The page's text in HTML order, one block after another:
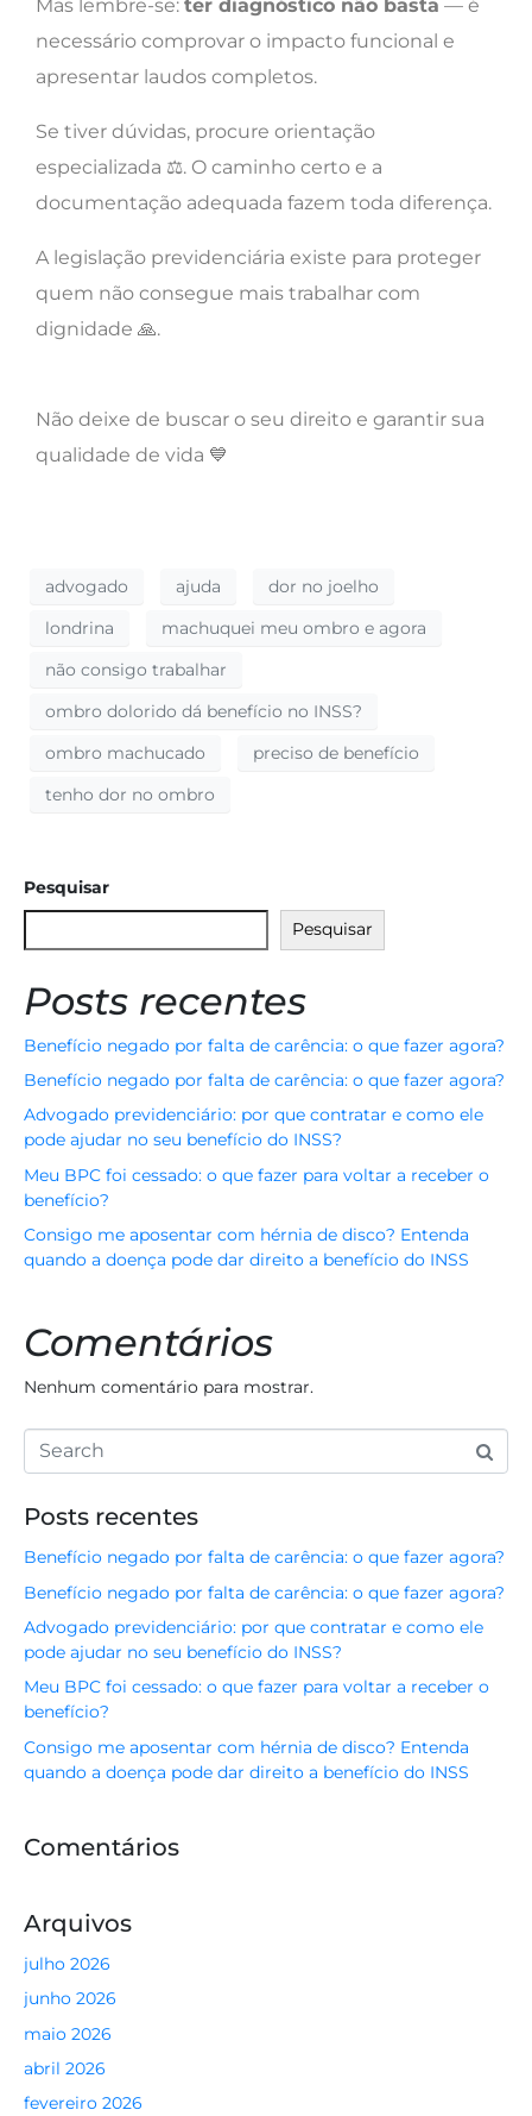
Mas lembre-se: ter diagnóstico não basta — é
necessário comprovar o impacto funcional e
apresentar laudos completos.
Se tiver dúvidas, procure orientação
especializada ⚖️. O caminho certo e a
documentação adequada fazem toda diferença.
A legislação previdenciária existe para proteger
quem não consegue mais trabalhar com
dignidade 🙏.
Não deixe de buscar o seu direito e garantir sua
qualidade de vida 💙
advogado ajuda
dor no joelho
londrina
machuquei meu ombro e agora
não consigo trabalhar
ombro dolorido dá benefício no INSS?
ombro machucado
preciso de benefício
tenho dor no ombro
Pesquisar
Pesquisar
Posts recentes
Benefício negado por falta de carência: o que fazer agora?
Benefício negado por falta de carência: o que fazer agora?
Advogado previdenciário: por que contratar e como ele
pode ajudar no seu benefício do INSS?
Meu BPC foi cessado: o que fazer para voltar a receber o
benefício?
Consigo me aposentar com hérnia de disco? Entenda
quando a doença pode dar direito a benefício do INSS
Comentários
Nenhum comentário para mostrar.
Posts recentes
Benefício negado por falta de carência: o que fazer agora?
Benefício negado por falta de carência: o que fazer agora?
Advogado previdenciário: por que contratar e como ele
pode ajudar no seu benefício do INSS?
Meu BPC foi cessado: o que fazer para voltar a receber o
benefício?
Consigo me aposentar com hérnia de disco? Entenda
quando a doença pode dar direito a benefício do INSS
Comentários
Arquivos
julho 2026
junho 2026
maio 2026
abril 2026
fevereiro 2026